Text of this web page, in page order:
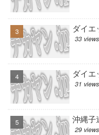
ダイエ
33 views
ダイエ
31 views
沖縄子
29 views